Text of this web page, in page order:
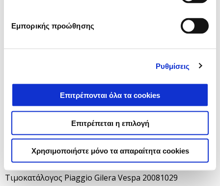
Εμπορικής προώθησης
Ρυθμίσεις
Επιτρέπονται όλα τα cookies
Επιτρέπεται η επιλογή
Χρησιμοποιήστε μόνο τα απαραίτητα cookies
Τιμοκατάλογος Piaggio Gilera Vespa 20081029